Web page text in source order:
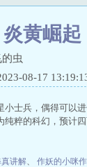
黄崛起
虫
08-17
小士兵，偶得可以
纯粹的科幻，预计
讲解、 作妖的小咪